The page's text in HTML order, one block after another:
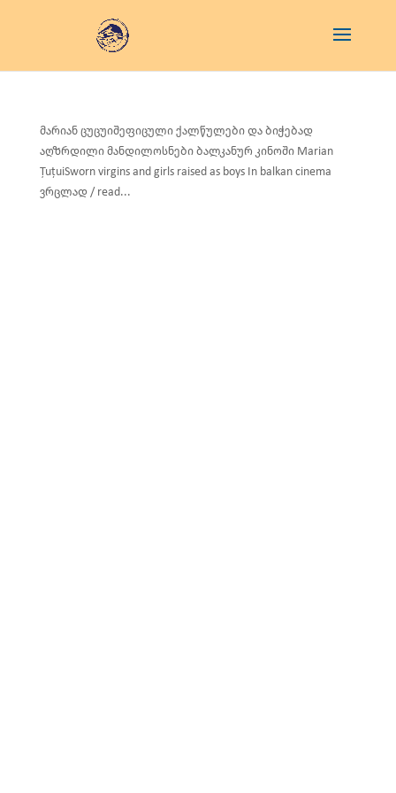
მარიან ცუცუიშეფიცული ქალწულები და ბიჭებად
აღზრდილი მანდილოსნები ბალკანურ კინოში Marian
ȚuțuiSworn virgins and girls raised as boys In balkan cinema
ვრცლად / read...